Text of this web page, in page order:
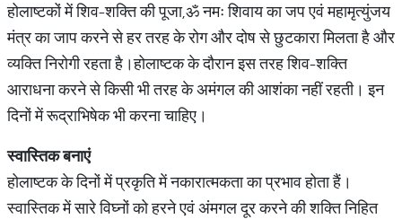
होलाष्टकों में शिव-शक्ति की पूजा,ॐ नमः शिवाय का जप एवं महामृत्युंजय
मंत्र का जाप करने से हर तरह के रोग और दोष से छुटकारा मिलता है और
व्यक्ति निरोगी रहता है।होलाष्टक के दौरान इस तरह शिव-शक्ति
आराधना करने से किसी भी तरह के अमंगल की आशंका नहीं रहती। इन
दिनों में रूद्राभिषेक भी करना चाहिए।
स्वास्तिकबनाएं
होलाष्टक के दिनों में प्रकृति में नकारात्मकता का प्रभाव होता हैं।
स्वास्तिक में सारे विघ्नों को हरने एवं अंमगल दूर करने की शक्ति निहित